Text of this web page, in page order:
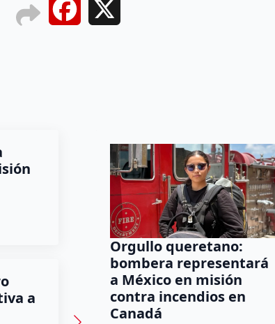
Facebook
a
Orgullo queretano:
bombera representará
a México en misión
contra incendios en
Canadá